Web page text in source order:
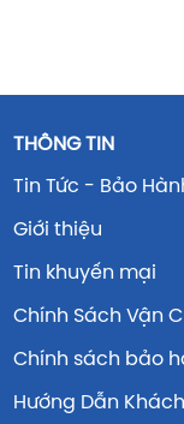
THÔNG TIN
Tin Tức - Bảo
Giới thiệu
Tin khuyến mại
Chính Sách Vận
Chính sách bảo
Hướng Dẫn